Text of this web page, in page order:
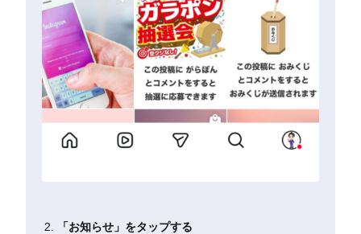
「お知らせ」をタップする